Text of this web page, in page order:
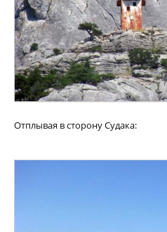
Отплывая в сторону Судака: